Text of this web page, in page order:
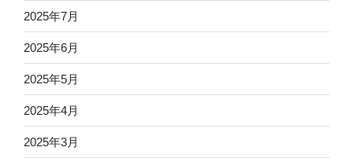
2025年7月
2025年6月
2025年5月
2025年4月
2025年3月